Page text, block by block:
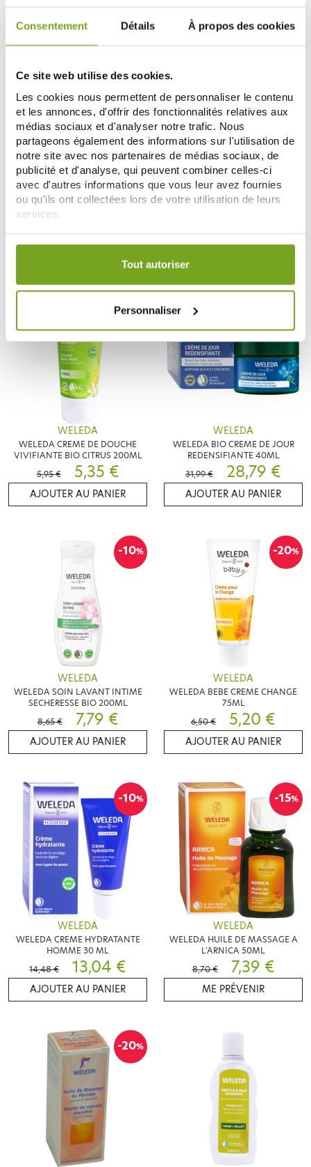
Consentement Détails À propos des cookies
Ce site web utilise des cookies.
Les cookies nous permettent de personnaliser le contenu
et les annonces, d'offrir des fonctionnalités relatives aux
médias sociaux et d'analyser notre trafic. Nous
partageons également des informations sur l'utilisation de
notre site avec nos partenaires de médias sociaux, de
publicité et d'analyse, qui peuvent combiner celles-ci
avec d'autres informations que vous leur avez fournies
ou qu'ils ont collectées lors de votre utilisation de leurs
services.
Votre choix de consentement est conservé pendant une
Tout autoriser
Personnaliser
WELEDA
WELEDA URTIGEL 25G
AJOUTER AU PANIER
WELEDA
WELEDA HUILE DE MASSAGE
AJOUTER AU PANIER
-10
WELEDA
WELEDA CREME DE DOUCHE
VIVIFIANTE BIO CITRUS 200ML
5,95 €
5,35 €
AJOUTER AU PANIER
WELEDA
WELEDA BIO CREME DE JOUR
REDENSIFIANTE 40ML
31,99 €
28,79 €
AJOUTER AU PANIER
-10%
WELEDA
WELEDA SOIN LAVANT INTIME
SECHERESSE BIO 200ML
8,65 €
7,79 €
AJOUTER AU PANIER
-20%
WELEDA
WELEDA BEBE CREME CHANGE
75ML
6,50 €
5,20 €
AJOUTER AU PANIER
-10%
WELEDA
WELEDA CREME HYDRATANTE
HOMME 30 ML
14,48 €
13,04 €
AJOUTER AU PANIER
-15%
WELEDA
WELEDA HUILE DE MASSAGE A
L'ARNICA 50ML
8,70 €
7,39 €
ME PRÉVENIR
-20%